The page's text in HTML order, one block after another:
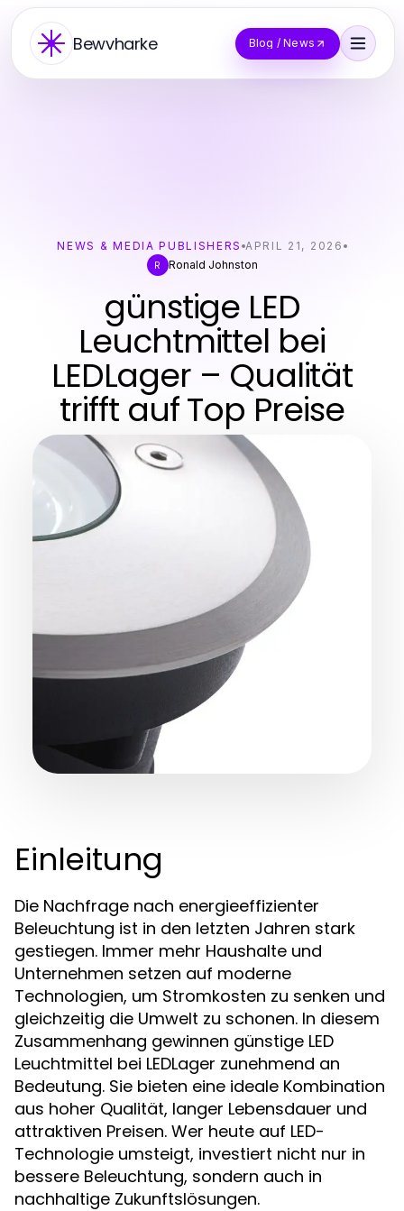
Bewvharke Blog / News
NEWS & MEDIA PUBLISHERS APRIL 21, 2026
R
Ronald Johnston
günstige LED
Leuchtmittel bei
LEDLager – Qualität
trifft auf Top Preise
Einleitung
Die Nachfrage nach energieeffizienter
Beleuchtung ist in den letzten Jahren stark
gestiegen. Immer mehr Haushalte und
Unternehmen setzen auf moderne
Technologien, um Stromkosten zu senken und
gleichzeitig die Umwelt zu schonen. In diesem
Zusammenhang gewinnen günstige LED
Leuchtmittel bei LEDLager zunehmend an
Bedeutung. Sie bieten eine ideale Kombination
aus hoher Qualität, langer Lebensdauer und
attraktiven Preisen. Wer heute auf LED-
Technologie umsteigt, investiert nicht nur in
bessere Beleuchtung, sondern auch in
nachhaltige Zukunftslösungen.